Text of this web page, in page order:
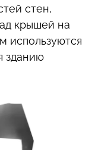
стен,
крышей на
используются
зданию